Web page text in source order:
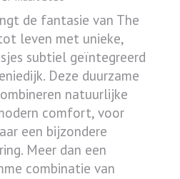
de fantasie van The
leven met unieke,
subtiel geïntegreerd
Deze duurzame
natuurlijke
comfort, voor
een bijzondere
Meer dan een
combinatie van